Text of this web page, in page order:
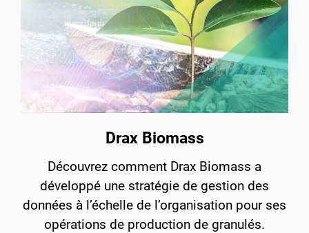
Drax Biomass
Découvrez comment Drax Biomass a
développé une stratégie de gestion des
données à l’échelle de l’organisation pour ses
opérations de production de granulés.